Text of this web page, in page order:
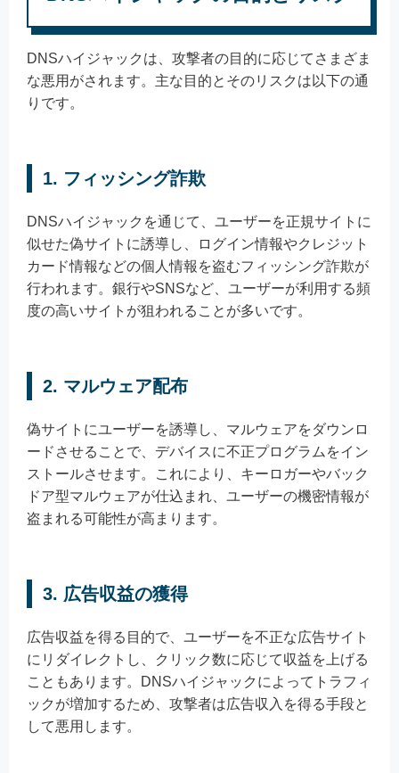
DNSハイジャックは、攻撃者の目的に応じてさまざま
な悪用がされます。主な目的とそのリスクは以下の通
りです。
1. フィッシング詐欺
DNSハイジャックを通じて、ユーザーを正規サイトに
似せた偽サイトに誘導し、ログイン情報やクレジット
カード情報などの個人情報を盗むフィッシング詐欺が
行われます。銀行やSNSなど、ユーザーが利用する頻
度の高いサイトが狙われることが多いです。
2. マルウェア配布
偽サイトにユーザーを誘導し、マルウェアをダウンロ
ードさせることで、デバイスに不正プログラムをイン
ストールさせます。これにより、キーロガーやバック
ドア型マルウェアが仕込まれ、ユーザーの機密情報が
盗まれる可能性が高まります。
3. 広告収益の獲得
広告収益を得る目的で、ユーザーを不正な広告サイト
にリダイレクトし、クリック数に応じて収益を上げる
こともあります。DNSハイジャックによってトラフィ
ックが増加するため、攻撃者は広告収入を得る手段と
して悪用します。